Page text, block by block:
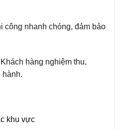
công nhanh chóng, đảm bảo
hàng nghiệm thu,
hành.
khu vực